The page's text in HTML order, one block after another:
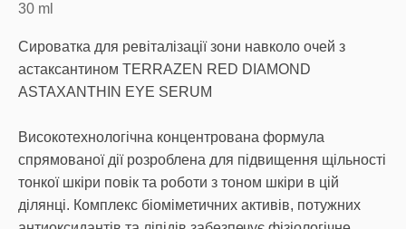
30 ml
Сироватка для ревіталізації зони навколо очей з
астаксантином TERRAZEN RED DIAMOND
ASTAXANTHIN EYE SERUM
Високотехнологічна концентрована формула
спрямованої дії розроблена для підвищення щільності
тонкої шкіри повік та роботи з тоном шкіри в цій
ділянці. Комплекс біоміметичних активів, потужних